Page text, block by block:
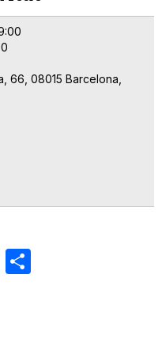
66, 08015 Barcelona,
Email